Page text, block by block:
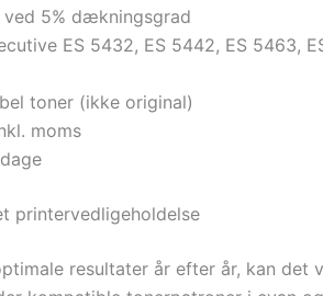
ved 5% dækningsgrad
ES 5432, ES 5442, ES 5463,
toner (ikke original)
moms
printervedligeholdelse
resultater år efter år, kan